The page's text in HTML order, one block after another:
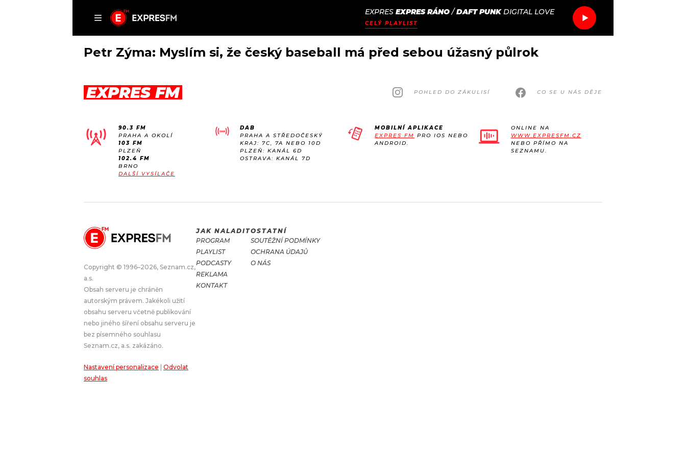
EXPRES EXPRES RÁNO/DAFT PUNK DIGITAL LOVE
CELÝ PLAYLIST
DOMŮ
AKTUÁLNĚ
ROZHOVORY
#NEBUDUDOMA
PODCASTY
JAK NALADIT
RÁDIO
APLIKACE
PROGRAM
PLAYLIST
JAK NALADIT
SOUTĚŽE
Petr Zýma: Myslím si, že český baseball má před sebou úžasný půlrok
EXPRES FM POHLED DO ZÁKULISÍ CO SE U NÁS DĚJE
90.3 FM
PRAHA A OKOLÍ
103 FM
PLZEŇ
102.4 FM
BRNO
DALŠÍ VYSÍLAČE
DAB
PRAHA A STŘEDOČESKÝ
KRAJ: 7C, 7A NEBO 10D
PLZEŇ: KANÁL 6D
OSTRAVA: KANÁL 7D
MOBILNÍ APLIKACE
EXPRES FM PRO IOS NEBO
ANDROID.
ONLINE NA
WWW.EXPRESFM.CZ
NEBO PŘÍMO NA
SEZNAMU.
Copyright © 1996–2026, Seznam.cz,
a.s.
Obsah serveru je chráněn
autorským právem. Jakékoli užití
obsahu serveru včetně publikování
nebo jiného šíření obsahu serveru je
bez písemného souhlasu
Seznam.cz, a.s. zakázáno.
Nastavení personalizace
Odvolat
souhlas
JAK NALADIT
PROGRAM
PLAYLIST
PODCASTY
REKLAMA
KONTAKT
OSTATNÍ
SOUTĚŽNÍ PODMÍNKY
OCHRANA ÚDAJŮ
O NÁS